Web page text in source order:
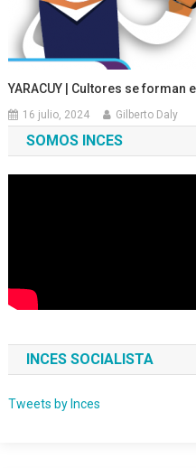
YARACUY | Cultores se forman
16 julio, 2024 Gilberto Daly
SOMOS INCES
INCES SOCIALISTA
Tweets by Inces